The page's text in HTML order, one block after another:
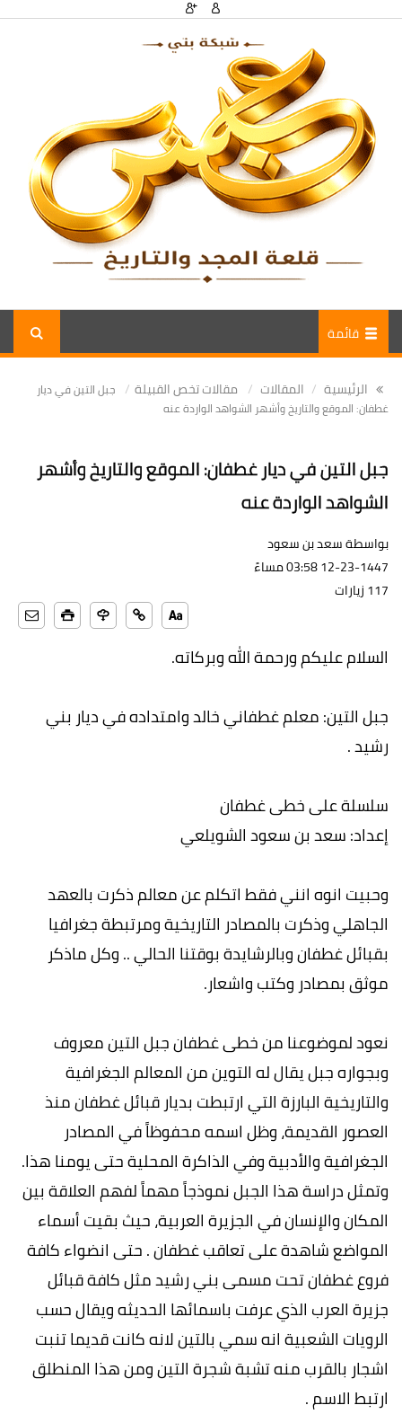
قائمة
الرئيسية المقالات مقالات تخص القبيلة
جبل التين في ديار
غطفان: الموقع والتاريخ وأشهر الشواهد الواردة عنه
جبل التين في ديار غطفان: الموقع والتاريخ وأشهر
الشواهد الواردة عنه
بواسطة سعد بن سعود
12-23-1447 03:58 مساءً
117 زيارات
السلام عليكم ورحمة الله وبركاته.
جبل التين: معلم غطفاني خالد وامتداده في ديار بني
رشيد .
سلسلة على خطى غطفان
إعداد: سعد بن سعود الشويلعي
وحبيت انوه انني فقط اتكلم عن معالم ذكرت بالعهد
الجاهلي وذكرت بالمصادر التاريخية ومرتبطة جغرافيا
بقبائل غطفان وبالرشايدة بوقتنا الحالي .. وكل ماذكر
موثق بمصادر وكتب واشعار.
نعود لموضوعنا من خطى غطفان جبل التين معروف
وبجواره جبل يقال له التوين من المعالم الجغرافية
والتاريخية البارزة التي ارتبطت بديار قبائل غطفان منذ
العصور القديمة، وظل اسمه محفوظاً في المصادر
الجغرافية والأدبية وفي الذاكرة المحلية حتى يومنا هذا.
وتمثل دراسة هذا الجبل نموذجاً مهماً لفهم العلاقة بين
المكان والإنسان في الجزيرة العربية، حيث بقيت أسماء
المواضع شاهدة على تعاقب غطفان . حتى انضواء كافة
فروع غطفان تحت مسمى بني رشيد مثل كافة قبائل
جزيرة العرب الذي عرفت باسمائها الحديثه ويقال حسب
الرويات الشعبية انه سمي بالتين لانه كانت قديما تنبت
اشجار بالقرب منه تشبة شجرة التين ومن هذا المنطلق
ارتبط الاسم .